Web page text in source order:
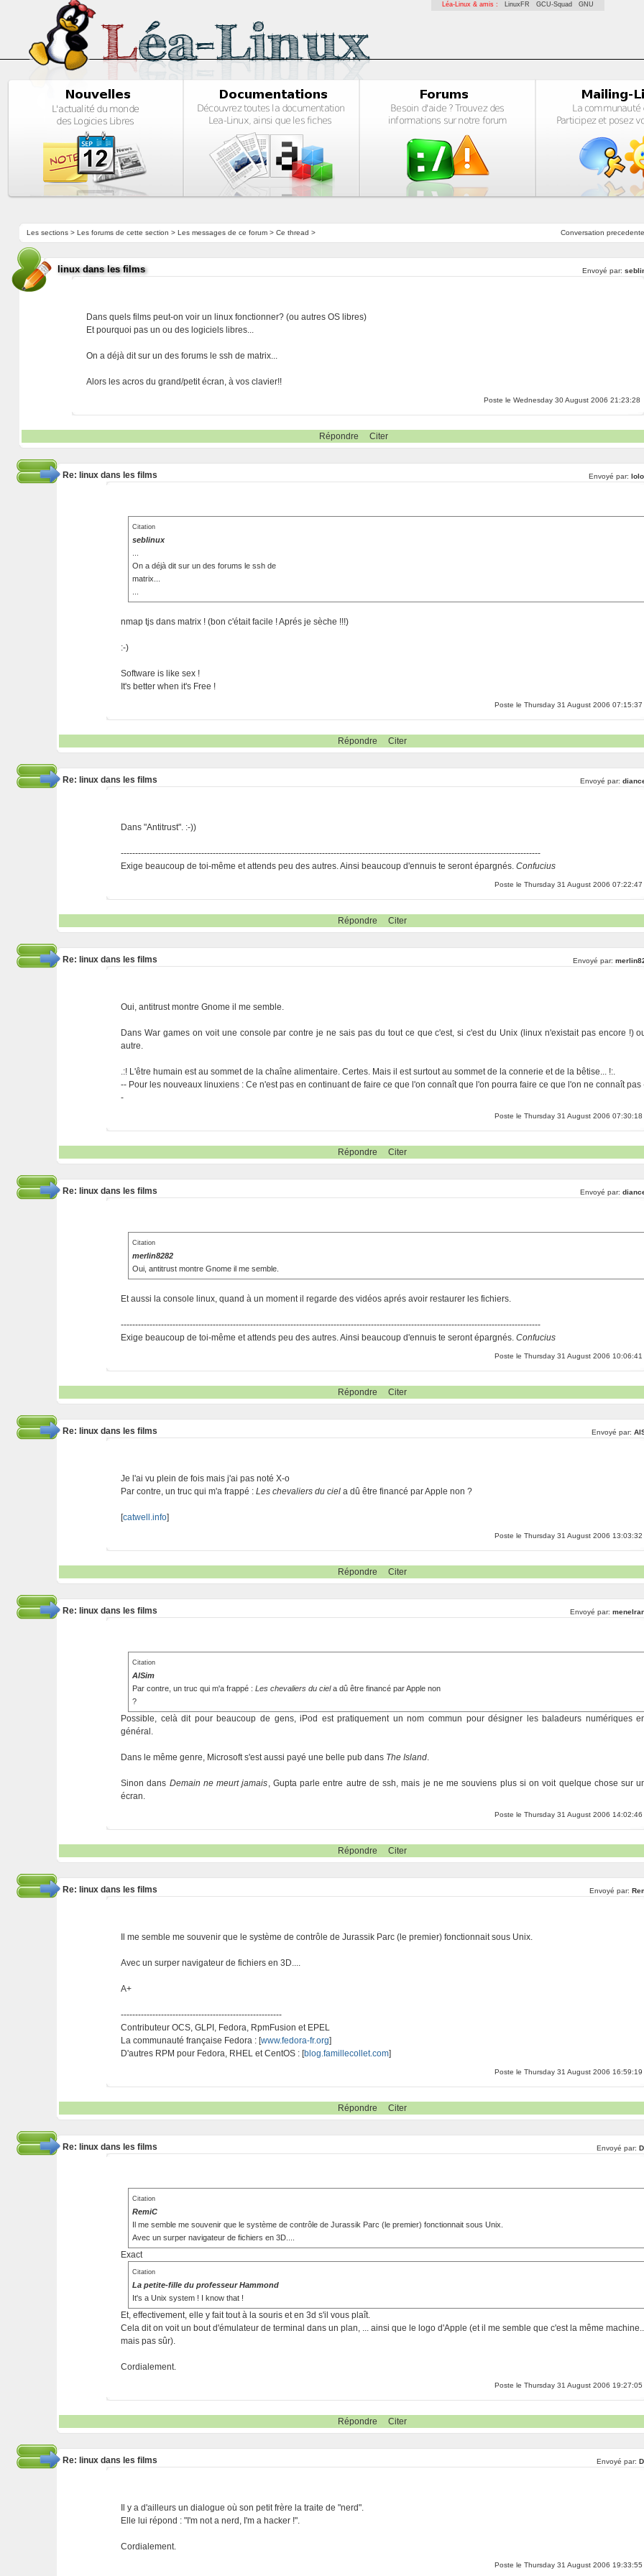
Léa-Linux & amis : LinuxFR GCU-Squad GNU
Conversation precedente
Les sections> Les forums de cette section > Les messages de ce forum> Ce thread >
linux dans les films Envoyé par:
Dans quels films peut-on voir un linux fonctionner? (ou autres OS libres)
Et pourquoi pas un ou des logiciels libres...
On a déjà dit sur un des forums le ssh de matrix...
Alors les acros du grand/petit écran, à vos clavier!!
Poste le Wednesday 30 August 2006 21:23:28
Répondre Citer
Re: linux dans les films Envoyé par:
Citation
seblinux
On a déjà dit sur un des forums le ssh de
matrix...
nmap tjs dans matrix ! (bon c'était facile ! Aprés je sèche !!!)
:-)
Software is like sex !
It's better when it's Free !
Poste le Thursday 31 August 2006 07:15:37
Répondre Citer
Re: linux dans les films Envoyé par:
Dans "Antitrust". :-))
--------------------------------------------------------------------------------------------------------------------------------------------------
Exige beaucoup de toi-même et attends peu des autres. Ainsi beaucoup d'ennuis te seront épargnés.Confucius
Poste le Thursday 31 August 2006 07:22:47
Répondre Citer
Re: linux dans les films Envoyé par:
Oui, antitrust montre Gnome il me semble.
Dans War games on voit une console par contre je ne sais pas du tout ce que c'est, si c'est du Unix (linux n'existait pas encore !)
autre.
.:! L'être humain est au sommet de la chaîne alimentaire. Certes. Mais il est surtout au sommet de la connerie et de la bêtise... !:.
-- Pour les nouveaux linuxiens : Ce n'est pas en continuant de faire ce que l'on connaît que l'on pourra faire ce que l'on ne connaît pas
-
Poste le Thursday 31 August 2006 07:30:18
Répondre Citer
Re: linux dans les films Envoyé par:
Citation
merlin8282
Oui, antitrust montre Gnome il me semble.
Et aussi la console linux, quand à un moment il regarde des vidéos aprés avoir restaurer les fichiers.
--------------------------------------------------------------------------------------------------------------------------------------------------
Exige beaucoup de toi-même et attends peu des autres. Ainsi beaucoup d'ennuis te seront épargnés.Confucius
Poste le Thursday 31 August 2006 10:06:41
Répondre Citer
Re: linux dans les films Envoyé par:
Je l'ai vu plein de fois mais j'ai pas noté X-o
Par contre, un truc qui m'a frappé :Les chevaliers du ciel a dû être financé par Apple non ?
[catwell.info]
Poste le Thursday 31 August 2006 13:03:32
Répondre Citer
Re: linux dans les films Envoyé par:
Citation
AlSim
Par contre, un truc qui m'a frappé :Les chevaliers du ciela dû être financé par Apple non
?
Possible, celà dit pour beaucoup de gens, iPod est pratiquement un nom commun pour désigner les baladeurs numériques
général.
Dans le même genre, Microsoft s'est aussi payé une belle pub dans The Island.
Sinon dans Demain ne meurt jamais, Gupta parle entre autre de ssh, mais je ne me souviens plus si on voit quelque chose sur
écran.
Poste le Thursday 31 August 2006 14:02:46
Répondre Citer
Re: linux dans les films Envoyé par:
Il me semble me souvenir que le système de contrôle de Jurassik Parc (le premier) fonctionnait sous Unix.
Avec un surper navigateur de fichiers en 3D....
A+
--------------------------------------------------------
Contributeur OCS, GLPI, Fedora, RpmFusion et EPEL
La communauté française Fedora : [www.fedora-fr.org]
D'autres RPM pour Fedora, RHEL et CentOS : [blog.famillecollet.com]
Poste le Thursday 31 August 2006 16:59:19
Répondre Citer
Re: linux dans les films Envoyé par:
Citation
RemiC
Il me semble me souvenir que le système de contrôle de Jurassik Parc (le premier) fonctionnait sous Unix.
Avec un surper navigateur de fichiers en 3D....
Exact
Citation
La petite-fille du professeur Hammond
It's a Unix system ! I know that !
Et, effectivement, elle y fait tout à la souris et en 3d s'il vous plaît.
Cela dit on voit un bout d'émulateur de terminal dans un plan, ... ainsi que le logo d'Apple (et il me semble que c'est la même
mais pas sûr).
Cordialement.
Poste le Thursday 31 August 2006 19:27:05
Répondre Citer
Re: linux dans les films Envoyé par:
Il y a d'ailleurs un dialogue où son petit frère la traite de "nerd".
Elle lui répond : "I'm not a nerd, I'm a hacker !".
Cordialement.
Poste le Thursday 31 August 2006 19:33:55